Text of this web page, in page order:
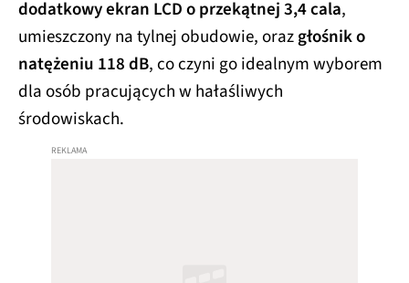
dodatkowy ekran LCD o przekątnej 3,4 cala,
umieszczony na tylnej obudowie, orazgłośnik o
natężeniu 118 dB, co czyni go idealnym wyborem
dla osób pracujących w hałaśliwych
środowiskach.